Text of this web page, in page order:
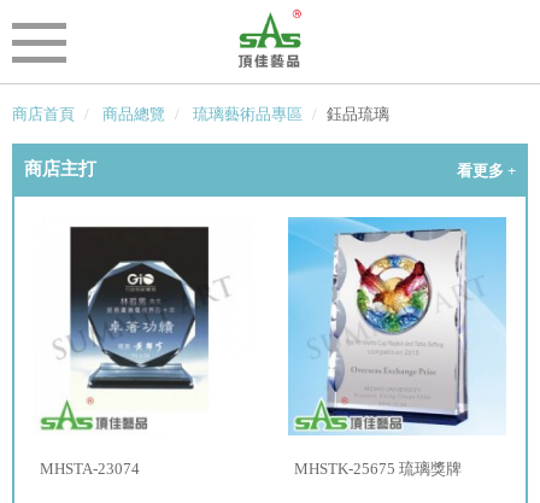
商店首頁 商品總覽 琉璃藝術品專區 鈺品琉璃
商店主打 看更多 +
MHSTA-23074 MHSTK-25675 琉璃獎牌